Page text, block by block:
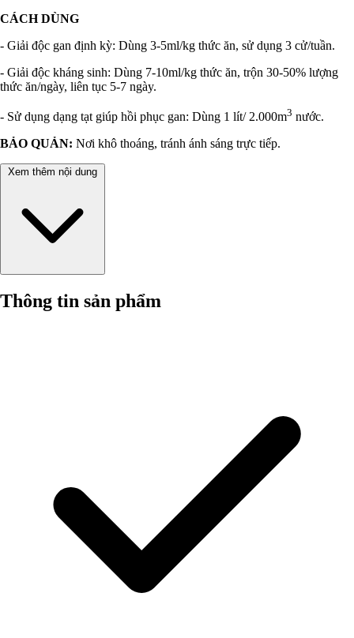
CÁCH DÙNG
- Giải độc gan định kỳ: Dùng 3-5ml/kg thức ăn, sử dụng 3 cử/tuần.
- Giải độc kháng sinh: Dùng 7-10ml/kg thức ăn, trộn 30-50% lượng
thức ăn/ngày, liên tục 5-7 ngày.
- Sử dụng dạng tạt giúp hồi phục gan: Dùng 1 lít/ 2.000m3 nước.
BẢO QUẢN: Nơi khô thoáng, tránh ánh sáng trực tiếp.
Xem thêm nội dung
Thông tin sản phẩm